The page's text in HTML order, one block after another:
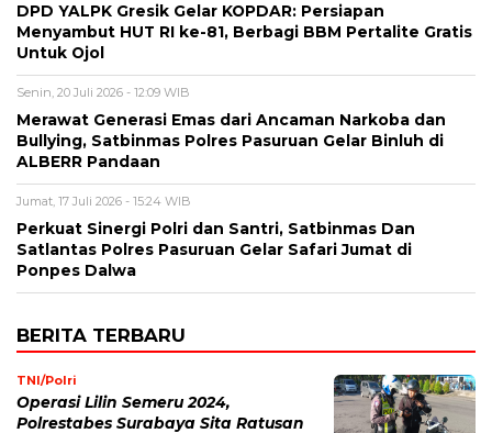
DPD YALPK Gresik Gelar KOPDAR: Persiapan
Menyambut HUT RI ke-81, Berbagi BBM Pertalite Gratis
Untuk Ojol
Senin, 20 Juli 2026 - 12:09 WIB
Merawat Generasi Emas dari Ancaman Narkoba dan
Bullying, Satbinmas Polres Pasuruan Gelar Binluh di
ALBERR Pandaan
Jumat, 17 Juli 2026 - 15:24 WIB
Perkuat Sinergi Polri dan Santri, Satbinmas Dan
Satlantas Polres Pasuruan Gelar Safari Jumat di
Ponpes Dalwa
BERITA TERBARU
TNI/Polri
Operasi Lilin Semeru 2024,
Polrestabes Surabaya Sita Ratusan